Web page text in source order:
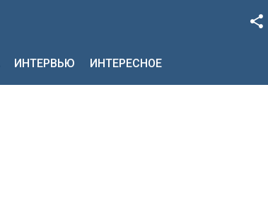
Google+
ИНТЕРВЬЮ ИНТЕРЕСНОЕ